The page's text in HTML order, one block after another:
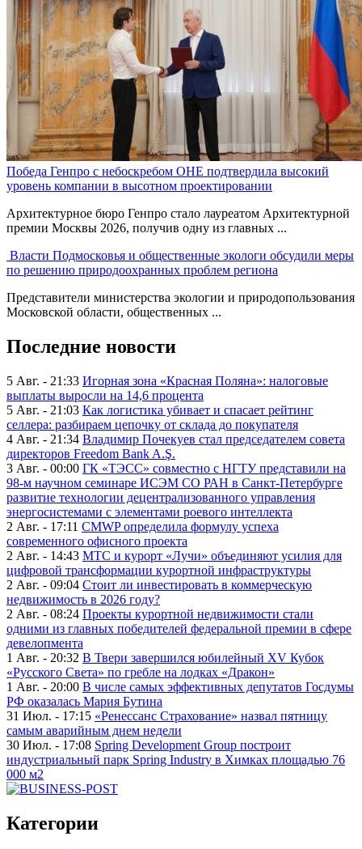
Победа Генпро с небоскребом ОНЕ подтвердила высокий
уровень компании в высотном проектировании
Архитектурное бюро Генпро стало лауреатом Архитектурной
премии Москвы 2026, получив одну из главных ...
Власти Подмосковья и общественные экологи обсудили меры
по решению природоохранных проблем региона
Представители министерства экологии и природопользования
Московской области, общественных ...
Последние новости
5 Авг. - 21:33 Игорная зона «Красная Поляна»: налоговые
выплаты выросли на 14,6 процента
5 Авг. - 21:03 Как логистика убивает и спасает рейтинг
селлера: разбираем цепочку от склада до покупателя
4 Авг. - 21:34 Владимир Почекуев стал председателем совета
директоров Freedom Bank A.Ş.
3 Авг. - 00:00 ГК «ТЭСС» совместно с НГТУ представили на
98-м научном семинаре ИСЭМ СО РАН в Санкт-Петербурге
развитие технологии децентрализованного управления
энергосистемами с элементами роевого интеллекта
2 Авг. - 17:11 CMWP определила формулу успеха
современного офисного проекта
2 Авг. - 14:43 МТС и курорт «Лучи» объединяют усилия для
цифровой трансформации курортной инфраструктуры
2 Авг. - 09:04 Стоит ли инвестировать в коммерческую
недвижимость в 2026 году?
2 Авг. - 08:24 Проекты курортной недвижимости стали
одними из главных победителей федеральной премии в сфере
девелопмента
1 Авг. - 20:32 В Твери завершился юбилейный XV Кубок
«Русского Света» по гребле на лодках «Дракон»
1 Авг. - 20:00 В числе самых эффективных депутатов Госдумы
РФ оказалась Мария Бутина
31 Июл. - 17:15 «Ренессанс Страхование» назвал пятницу
самым аварийным днем недели
30 Июл. - 17:08 Spring Development Group построит
индустриальный парк Spring Industry в Химках площадью 76
000 м2
Категории